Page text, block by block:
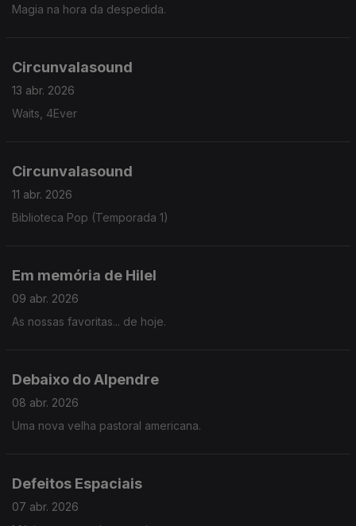
Magia na hora da despedida.
Circunvalasound
13 abr. 2026
Waits, 4Ever
Circunvalasound
11 abr. 2026
Biblioteca Pop (Temporada 1)
Em memória de Hilel
09 abr. 2026
As nossas favoritas... de hoje.
Debaixo do Alpendre
08 abr. 2026
Uma nova velha pastoral americana.
Defeitos Espaciais
07 abr. 2026